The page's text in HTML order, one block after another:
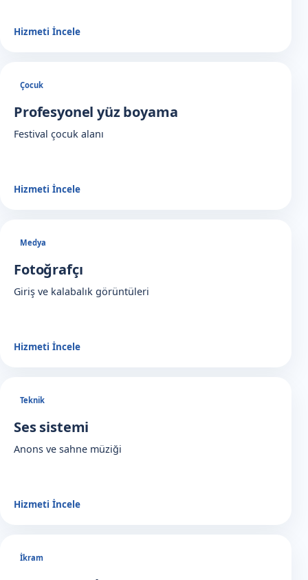
Hizmeti İncele
Çocuk
Profesyonel yüz boyama
Festival çocuk alanı
Hizmeti İncele
Medya
Fotoğrafçı
Giriş ve kalabalık görüntüleri
Hizmeti İncele
Teknik
Ses sistemi
Anons ve sahne müziği
Hizmeti İncele
İkram